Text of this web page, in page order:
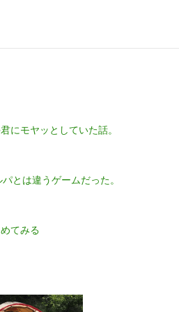
にモヤッとしていた話。
とは違うゲームだった。
てみる